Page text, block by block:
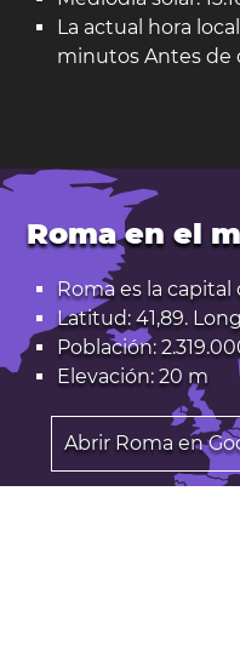
La actual hora
minutos Antes de
Roma en el
Roma es la capital
Latitud: 41,89.
Población:
Elevación: 20 m
Abrir Roma en